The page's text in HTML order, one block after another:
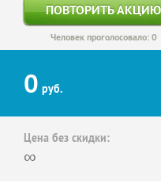
ПОВТОРИТЬ АКЦИЮ
Человек проголосовало: 0
0 руб.
Цена без скидки:
∞